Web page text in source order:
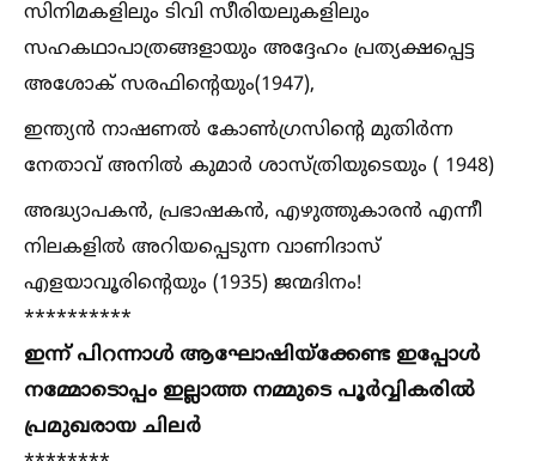
സിനിമകളിലും ടിവി സീരിയലുകളിലും
സഹകഥാപാത്രങ്ങളായും അദ്ദേഹം പ്രത്യക്ഷപ്പെട്ട
അശോക് സരഫിൻ്റെയും(1947),
ഇന്ത്യൻ നാഷണല്‍ കോണ്‍ഗ്രസിൻ്റെ മുതിർന്ന
നേതാവ് അനില്‍ കുമാർ ശാസ്ത്രിയുടെയും ( 1948)
അദ്ധ്യാപകൻ, പ്രഭാഷകൻ, എഴുത്തുകാരൻ എന്നീ
നിലകളില്‍ അറിയപ്പെടുന്ന വാണിദാസ്
എളയാവൂരിന്റെയും (1935) ജന്മദിനം!
**********
ഇന്ന് പിറന്നാള്‍ ആഘോഷിയ്ക്കേണ്ട ഇപ്പോള്‍
നമ്മോടൊപ്പം ഇല്ലാത്ത നമ്മുടെ പൂർവ്വികരില്‍
പ്രമുഖരായ ചിലർ